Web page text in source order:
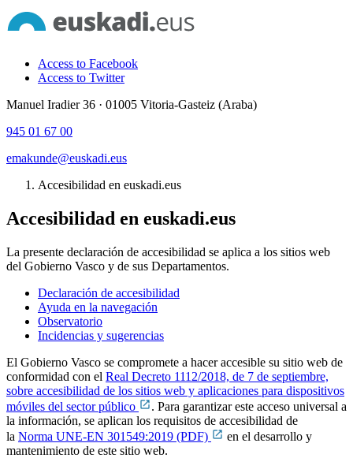
Access to Facebook
Access to Twitter
Manuel Iradier 36 · 01005 Vitoria-Gasteiz (Araba)
945 01 67 00
emakunde@euskadi.eus
Accesibilidad en euskadi.eus
Accesibilidad en euskadi.eus
La presente declaración de accesibilidad se aplica a los sitios web
del Gobierno Vasco y de sus Departamentos.
Declaración de accesibilidad
Ayuda en la navegación
Observatorio
Incidencias y sugerencias
El Gobierno Vasco se compromete a hacer accesible su sitio web de
conformidad con el Real Decreto 1112/2018, de 7 de septiembre,
sobre accesibilidad de los sitios web y aplicaciones para dispositivos
móviles del sector público
. Para garantizar este acceso universal a
la información, se aplican los requisitos de accesibilidad de
la Norma UNE-EN 301549:2019 (PDF)
en el desarrollo y
mantenimiento de este sitio web.